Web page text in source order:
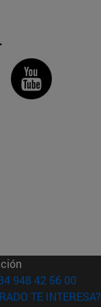
948 42 56 00
TE INTERESA?